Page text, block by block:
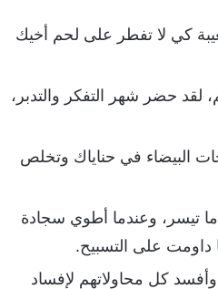
كي لا تفطر على لحم أخيك
لقد حضر شهر التفكر والتدبر،
البيضاء في حناياك وتخلص
تيسر، وعندما أطوي سجادة
داومت على التسبيح.
كل محاولاتهم لإفساد